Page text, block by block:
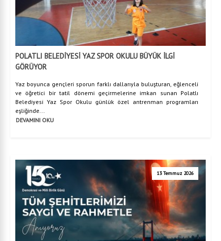
POLATLI BELEDİYESİ YAZ SPOR OKULU BÜYÜK İLGİ
GÖRÜYOR
Yaz boyunca gençleri sporun farklı dallarıyla buluşturan, eğlenceli
ve öğretici bir tatil dönemi geçirmelerine imkan sunan Polatlı
Belediyesi Yaz Spor Okulu günlük özel antrenman programları
eşliğinde...
DEVAMINI OKU
13 Temmuz 2026